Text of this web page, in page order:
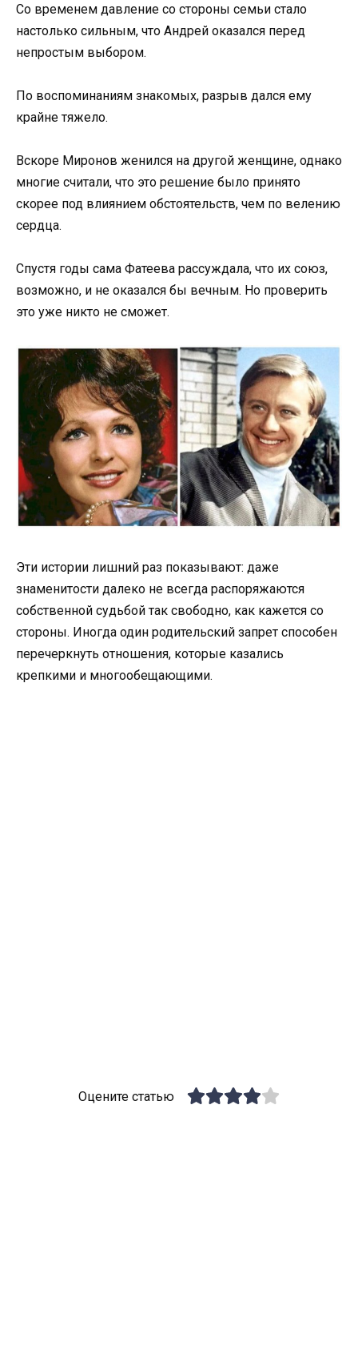
Со временем давление со стороны семьи стало
настолько сильным, что Андрей оказался перед
непростым выбором.
По воспоминаниям знакомых, разрыв дался ему
крайне тяжело.
Вскоре Миронов женился на другой женщине, однако
многие считали, что это решение было принято
скорее под влиянием обстоятельств, чем по велению
сердца.
Спустя годы сама Фатеева рассуждала, что их союз,
возможно, и не оказался бы вечным. Но проверить
это уже никто не сможет.
Эти истории лишний раз показывают: даже
знаменитости далеко не всегда распоряжаются
собственной судьбой так свободно, как кажется со
стороны. Иногда один родительский запрет способен
перечеркнуть отношения, которые казались
крепкими и многообещающими.
Оцените статью